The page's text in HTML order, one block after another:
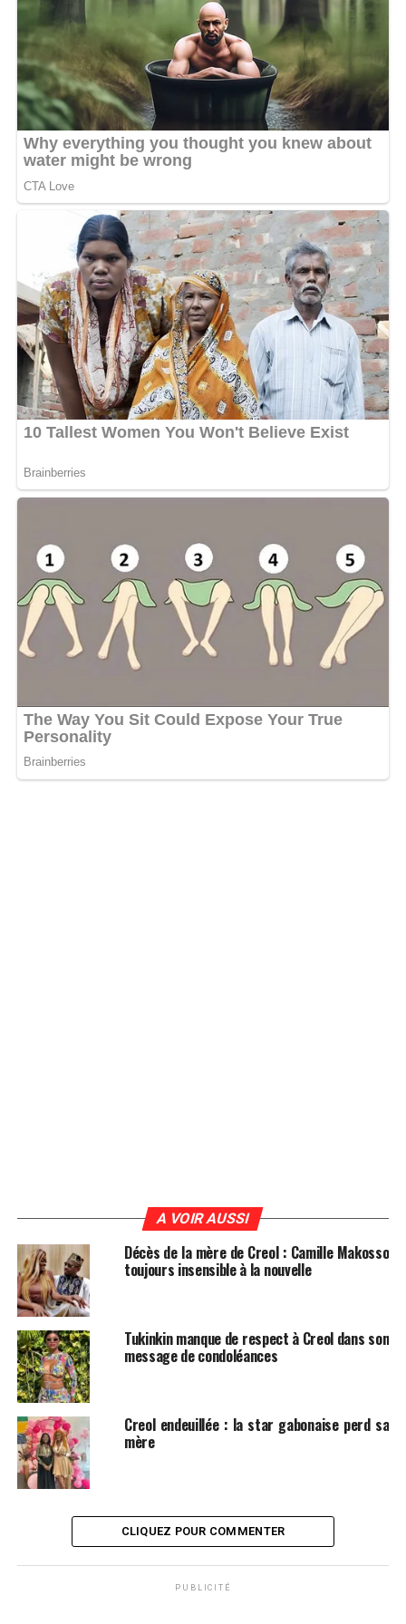
A VOIR AUSSI
Décès de la mère de Creol : Camille Makosso
toujours insensible à la nouvelle
Tukinkin manque de respect à Creol dans son
message de condoléances
Creol endeuillée : la star gabonaise perd sa
mère
CLIQUEZ POUR COMMENTER
PUBLICITÉ